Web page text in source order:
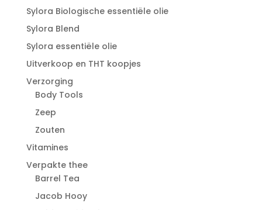
Sylora Biologische essentiële olie
Sylora Blend
Sylora essentiële olie
Uitverkoop en THT koopjes
Verzorging
Body Tools
Zeep
Zouten
Vitamines
Verpakte thee
Barrel Tea
Jacob Hooy